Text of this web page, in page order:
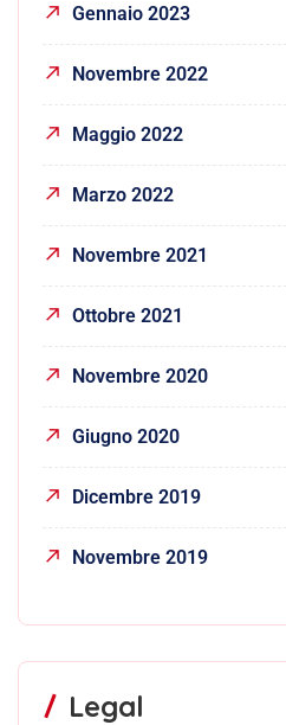
Gennaio 2023
Novembre 2022
Maggio 2022
Marzo 2022
Novembre 2021
Ottobre 2021
Novembre 2020
Giugno 2020
Dicembre 2019
Novembre 2019
Legal